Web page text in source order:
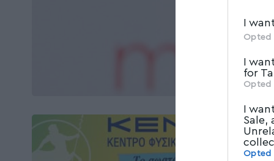
I
Opted
I
for
Opted
I
Sale,
Opted